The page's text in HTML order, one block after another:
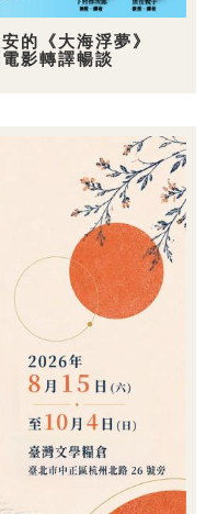
的《大海浮夢》
影轉譯暢談